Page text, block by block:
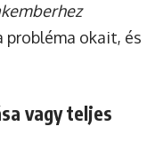
okait, és
vagy teljes